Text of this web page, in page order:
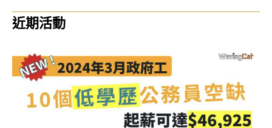
近期活動